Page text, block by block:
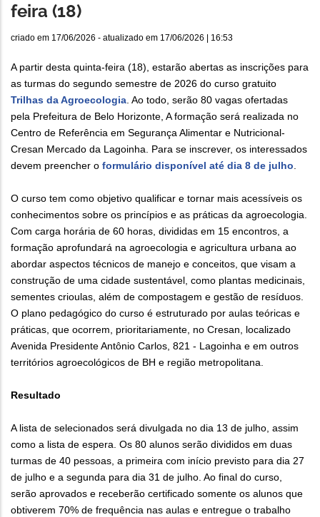
feira (18)
criado em 17/06/2026 - atualizado em 17/06/2026 | 16:53
A partir desta quinta-feira (18), estarão abertas as inscrições para
as turmas do segundo semestre de 2026 do curso gratuito
Trilhas da Agroecologia. Ao todo, serão 80 vagas ofertadas
pela Prefeitura de Belo Horizonte, A formação será realizada no
Centro de Referência em Segurança Alimentar e Nutricional-
Cresan Mercado da Lagoinha. Para se inscrever, os interessados
devem preencher o formulário disponível até dia 8 de julho.
O curso tem como objetivo qualificar e tornar mais acessíveis os
conhecimentos sobre os princípios e as práticas da agroecologia.
Com carga horária de 60 horas, divididas em 15 encontros, a
formação aprofundará na agroecologia e agricultura urbana ao
abordar aspectos técnicos de manejo e conceitos, que visam a
construção de uma cidade sustentável, como plantas medicinais,
sementes crioulas, além de compostagem e gestão de resíduos.
O plano pedagógico do curso é estruturado por aulas teóricas e
práticas, que ocorrem, prioritariamente, no Cresan, localizado
Avenida Presidente Antônio Carlos, 821 - Lagoinha e em outros
territórios agroecológicos de BH e região metropolitana.
Resultado
A lista de selecionados será divulgada no dia 13 de julho, assim
como a lista de espera. Os 80 alunos serão divididos em duas
turmas de 40 pessoas, a primeira com início previsto para dia 27
de julho e a segunda para dia 31 de julho. Ao final do curso,
serão aprovados e receberão certificado somente os alunos que
obtiverem 70% de frequência nas aulas e entregue o trabalho